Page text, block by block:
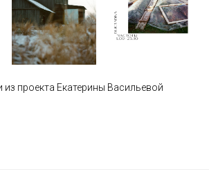
проекта Екатерины Васильевой